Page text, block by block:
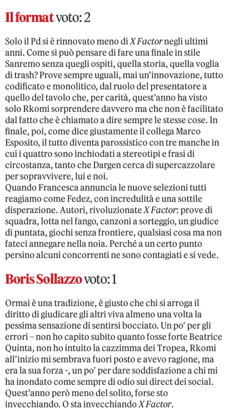
Il formatvoto: 2
Solo il Pd si è rinnovato meno diX Factornegli ultimi
anni. Come si può pensare di fare una finale in stile
Sanremo senza quegli ospiti, quella storia, quella voglia
di trash? Prove sempre uguali, mai un’innovazione, tutto
codificato e monolitico, dal ruolo del presentatore a
quello del tavolo che, per carità, quest’anno ha visto
solo Rkomi sorprendere davvero ma che non è facilitato
dal fatto che è chiamato a dire sempre le stesse cose. In
finale, poi, come dice giustamente il collega Marco
Esposito, il tutto diventa parossistico con tre manche in
cui i quattro sono inchiodati a stereotipi e frasi di
circostanza, tanto che Dargen cerca di supercazzolare
per sopravvivere, lui e noi.
Quando Francesca annuncia le nuove selezioni tutti
reagiamo come Fedez, con incredulità e una sottile
disperazione. Autori, rivoluzionateX Factor: prove di
squadra, lotta nel fango, canzoni a sorteggio, un giudice
di puntata, giochi senza frontiere, qualsiasi cosa ma non
fateci annegare nella noia. Perché a un certo punto
persino alcuni concorrenti ne sono contagiati e si vede.
Boris Sollazzovoto: 1
Ormai è una tradizione, è giusto che chi si arroga il
diritto di giudicare gli altri viva almeno una volta la
pessima sensazione di sentirsi bocciato. Un po’ per gli
errori – non ho capito subito quanto fosse forte Beatrice
Quinta, non ho intuito la cazzimma dei Tropea, Rkomi
all’inizio mi sembrava fuori posto e avevo ragione, ma
era la sua forza -, un po’ per dare soddisfazione a chi mi
ha inondato come sempre di odio sui direct dei social.
Quest’anno però meno del solito, forse sto
invecchiando. O sta invecchiandoX Factor.